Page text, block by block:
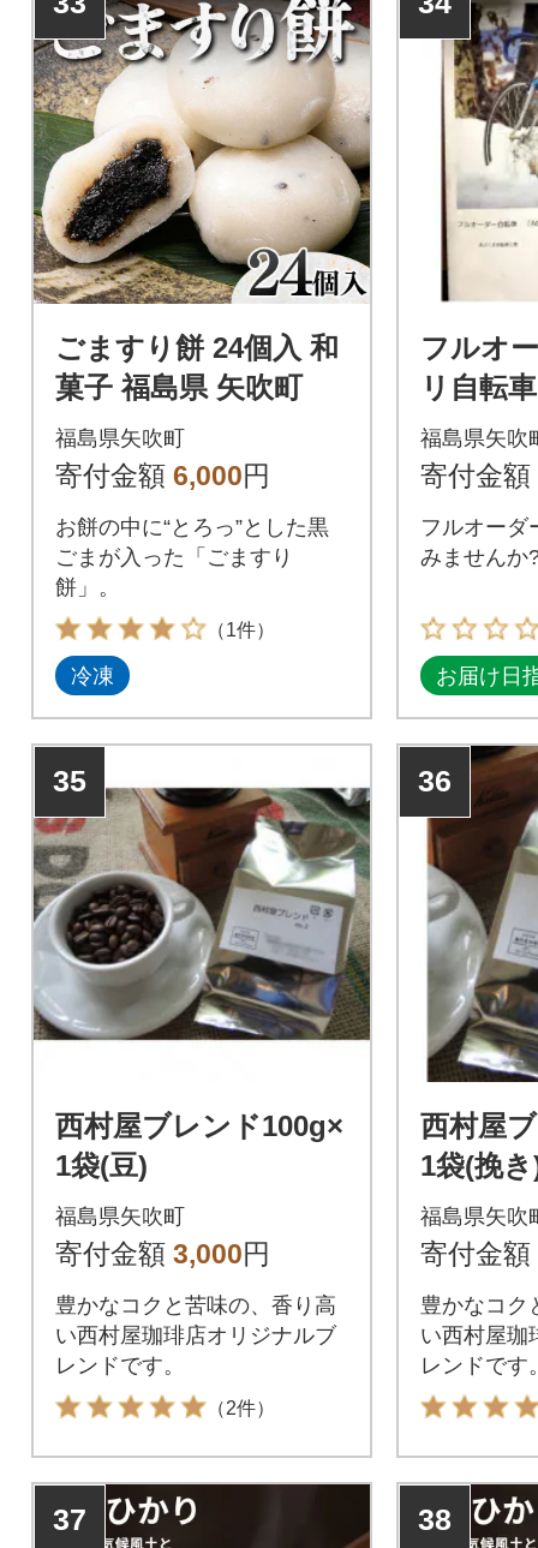
ごますり餅 24個入 和
菓子 福島県 矢吹町
福島県矢吹町
寄付金額 6,000円
お餅の中に“とろっ”とした黒
ごまが入った「ごますり
餅」。
（1件）
冷凍
フルオ
リ自転
a」の製
オーダ
福島県矢吹
寄付金額
フルオーダ
みませんか
お届け日
35
西村屋ブレンド100g×
1袋(豆)
福島県矢吹町
寄付金額 3,000円
豊かなコクと苦味の、香り高
い西村屋珈琲店オリジナルブ
レンドです。
（2件）
36
西村屋
1袋(挽
福島県矢吹
寄付金額
豊かなコク
い西村屋珈
レンドです
37 38